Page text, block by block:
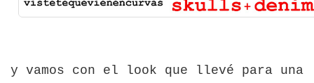
y vamos con el look que llevé para una